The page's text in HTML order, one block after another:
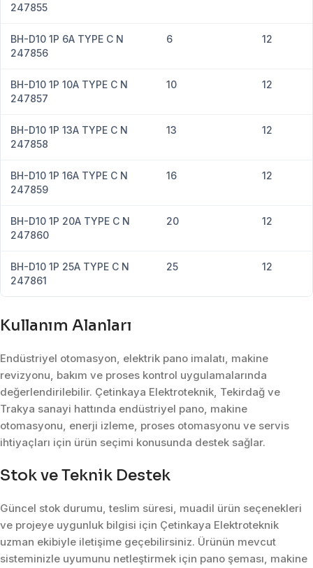
247855
BH-D10 1P 6A TYPE C N
247856
6 12
BH-D10 1P 10A TYPE C N
247857
10 12
BH-D10 1P 13A TYPE C N
247858
13 12
BH-D10 1P 16A TYPE C N
247859
16 12
BH-D10 1P 20A TYPE C N
247860
20 12
BH-D10 1P 25A TYPE C N
247861
25 12
Kullanım Alanları
Endüstriyel otomasyon, elektrik pano imalatı, makine
revizyonu, bakım ve proses kontrol uygulamalarında
değerlendirilebilir. Çetinkaya Elektroteknik, Tekirdağ ve
Trakya sanayi hattında endüstriyel pano, makine
otomasyonu, enerji izleme, proses otomasyonu ve servis
ihtiyaçları için ürün seçimi konusunda destek sağlar.
Stok ve Teknik Destek
Güncel stok durumu, teslim süresi, muadil ürün seçenekleri
ve projeye uygunluk bilgisi için Çetinkaya Elektroteknik
uzman ekibiyle iletişime geçebilirsiniz. Ürünün mevcut
sisteminizle uyumunu netleştirmek için pano şeması, makine